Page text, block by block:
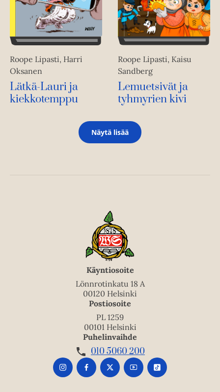
Roope Lipasti, Harri
Oksanen
Lätkä-Lauri ja
kiekkotemppu
Roope Lipasti, Kaisu
Sandberg
Lemuetsivät ja
tyhmyrien kivi
Näytä lisää
Käyntiosoite
Lönnrotinkatu 18 A
00120 Helsinki
Postiosoite
PL 1259
00101 Helsinki
Puhelinvaihde
010 5060 200